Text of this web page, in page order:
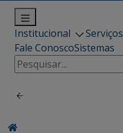
Institucional Serviços
Fale ConoscoSistemas
Pesquisar
por: